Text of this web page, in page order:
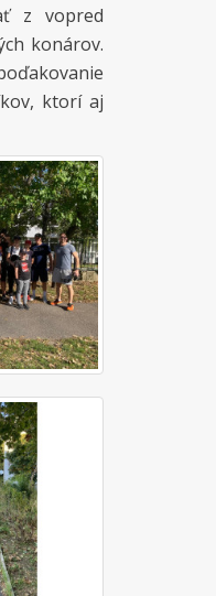
z vopred
konárov.
ktorí aj